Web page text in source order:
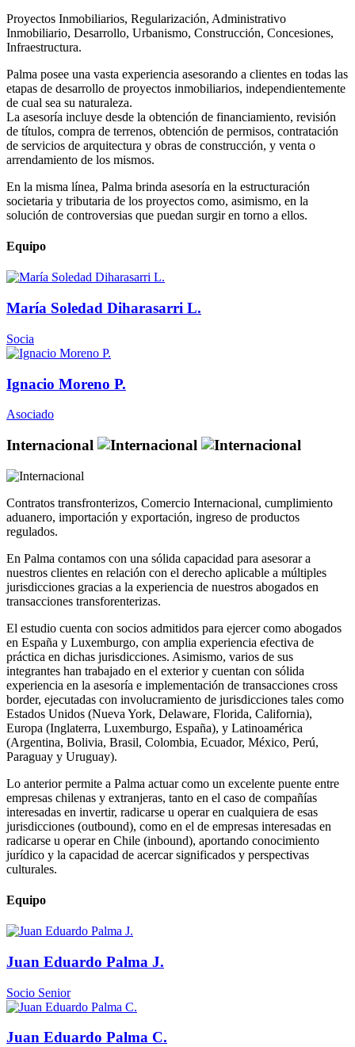
Proyectos Inmobiliarios, Regularización, Administrativo
Inmobiliario, Desarrollo, Urbanismo, Construcción, Concesiones,
Infraestructura.
Palma posee una vasta experiencia asesorando a clientes en todas las
etapas de desarrollo de proyectos inmobiliarios, independientemente
de cual sea su naturaleza.
La asesoría incluye desde la obtención de financiamiento, revisión
de títulos, compra de terrenos, obtención de permisos, contratación
de servicios de arquitectura y obras de construcción, y venta o
arrendamiento de los mismos.
En la misma línea, Palma brinda asesoría en la estructuración
societaria y tributaria de los proyectos como, asimismo, en la
solución de controversias que puedan surgir en torno a ellos.
Equipo
María Soledad Diharasarri L.
Socia
Ignacio Moreno P.
Asociado
Internacional
Contratos transfronterizos, Comercio Internacional, cumplimiento
aduanero, importación y exportación, ingreso de productos
regulados.
En Palma contamos con una sólida capacidad para asesorar a
nuestros clientes en relación con el derecho aplicable a múltiples
jurisdicciones gracias a la experiencia de nuestros abogados en
transacciones transforenterizas.
El estudio cuenta con socios admitidos para ejercer como abogados
en España y Luxemburgo, con amplia experiencia efectiva de
práctica en dichas jurisdicciones. Asimismo, varios de sus
integrantes han trabajado en el exterior y cuentan con sólida
experiencia en la asesoría e implementación de transacciones cross
border, ejecutadas con involucramiento de jurisdicciones tales como
Estados Unidos (Nueva York, Delaware, Florida, California),
Europa (Inglaterra, Luxemburgo, España), y Latinoamérica
(Argentina, Bolivia, Brasil, Colombia, Ecuador, México, Perú,
Paraguay y Uruguay).
Lo anterior permite a Palma actuar como un excelente puente entre
empresas chilenas y extranjeras, tanto en el caso de compañías
interesadas en invertir, radicarse u operar en cualquiera de esas
jurisdicciones (outbound), como en el de empresas interesadas en
radicarse u operar en Chile (inbound), aportando conocimiento
jurídico y la capacidad de acercar significados y perspectivas
culturales.
Equipo
Juan Eduardo Palma J.
Socio Senior
Juan Eduardo Palma C.